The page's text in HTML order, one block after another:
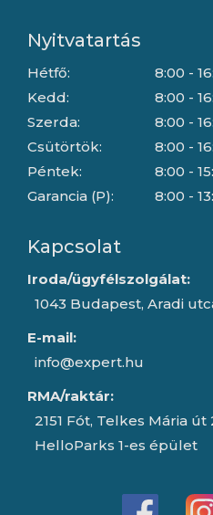
Nyitvatartás
Hétfő:
Kedd:
Szerda:
Csütörtök:
Péntek:
Garancia (P):
8:00 -
8:00 -
8:00 -
8:00 -
8:00 -
8:00 -
Kapcsolat
Iroda/ügyfélszolgálat:
1043 Budapest, Aradi
E-mail:
info@expert.hu
RMA/raktár:
2151 Fót, Telkes Mária út
HelloParks 1-es épület